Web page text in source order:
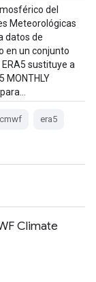
del
Meteorológicas
datos de
en un conjunto
sustituye a
MONTHLY
era5
Climate